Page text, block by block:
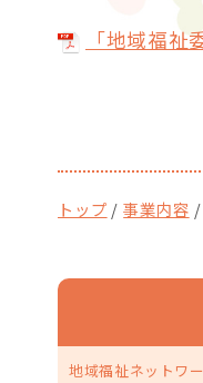
「地域福
現
位
トップ /事業内容
地域福祉ネットワ